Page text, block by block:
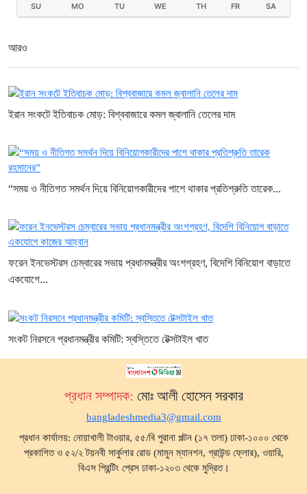
SU MO TU WE TH FR SA
আরও
ইরান সংকটে ইতিবাচক মোড়: বিশ্ববাজারে কমল জ্বালানি তেলের দাম
“সময় ও নীতিগত সমর্থন দিয়ে বিনিয়োগকারীদের পাশে থাকার প্রতিশ্রুতি তারেক...
ফরেন ইনভেস্টরস চেম্বারের সভায় প্রধানমন্ত্রীর অংশগ্রহণ, বিদেশি বিনিয়োগ বাড়াতে
একযোগে...
সংকট নিরসনে প্রধানমন্ত্রীর কমিটি: স্বস্তিতে টেক্সটাইল খাত
প্রধান সম্পাদক: মোঃ আলী হোসেন সরকার
bangladeshmedia3@gmail.com
প্রধান কার্যালয়: নোয়াখালী টাওয়ার, ৫৫/বি পুরানা পল্টন (১৭ তলা) ঢাকা-১০০০ থেকে
প্রকাশিত ও ৫২/২ টয়নবী সার্কুলার রোড (মামুন ম্যানশন, গ্রাউন্ড ফ্লোর), ওয়ারি,
বিএস প্রিন্টিং প্রেস ঢাকা-১২০৩ থেকে মুদ্রিত।